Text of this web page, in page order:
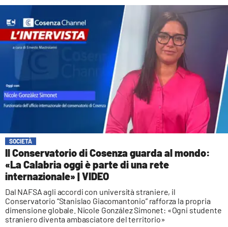
SOCIETÀ
Il Conservatorio di Cosenza guarda al mondo:
«La Calabria oggi è parte di una rete
internazionale» | VIDEO
Dal NAFSA agli accordi con università straniere, il
Conservatorio “Stanislao Giacomantonio” rafforza la propria
dimensione globale. Nicole González Simonet: «Ogni studente
straniero diventa ambasciatore del territorio»